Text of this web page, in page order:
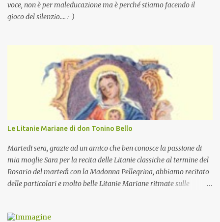
voce, non è per maleducazione ma è perché stiamo facendo il
gioco del silenzio.... :-)
Le Litanie Mariane di don Tonino Bello
Martedi sera, grazie ad un amico che ben conosce la passione di
mia moglie Sara per la recita delle Litanie classiche al termine del
Rosario del martedì con la Madonna Pellegrina, abbiamo recitato
delle particolari e molto belle Litanie Mariane ritmate sulle
preghiera.